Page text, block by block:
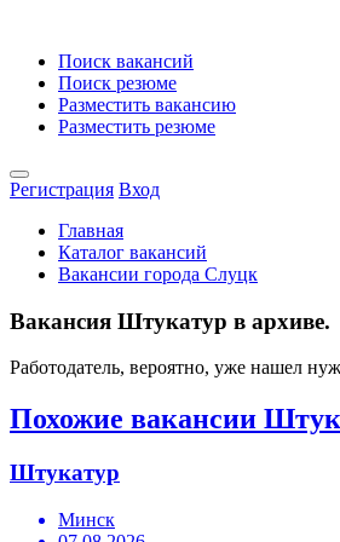
Поиск вакансий
Поиск резюме
Разместить вакансию
Разместить резюме
Регистрация Вход
Главная
Каталог вакансий
Вакансии города Слуцк
Вакансия Штукатур в архиве.
Работодатель, вероятно, уже нашел
Похожие вакансии
Штукатур
Минск